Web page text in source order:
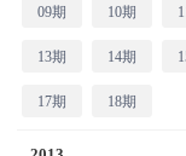
09期 10期
13期 14期
17期 18期